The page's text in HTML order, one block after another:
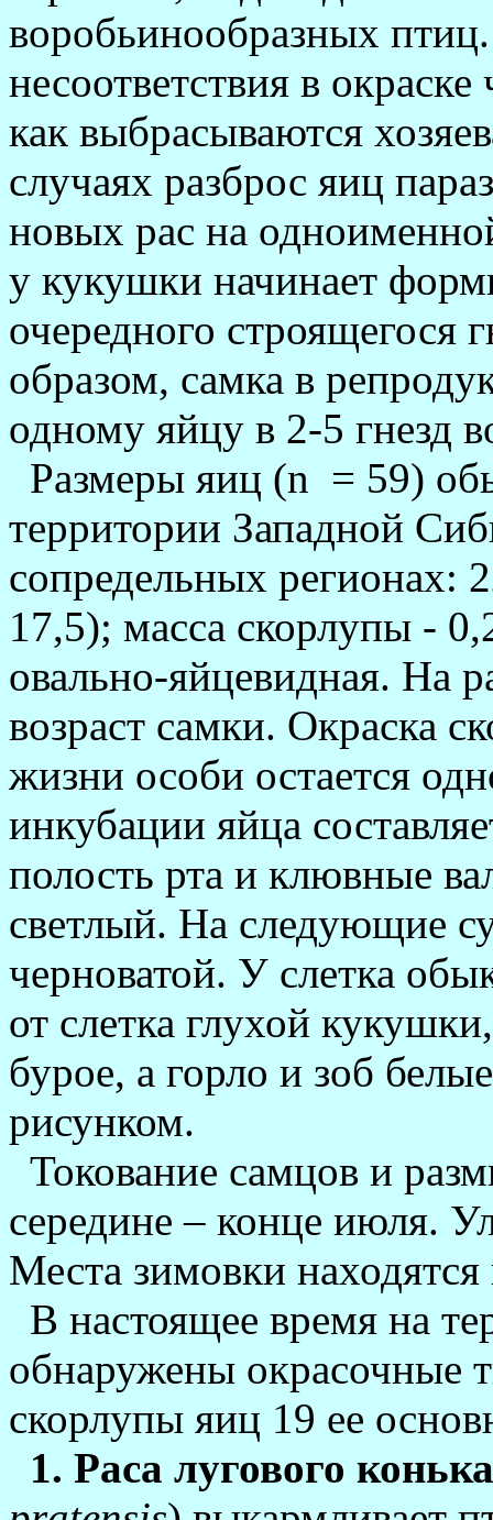
воробьинообразных
несоответствия в
как выбрасываются
случаях разброс яиц
новых рас на
у кукушки начинает
очередного строящегося
образом, сам­ка в
одному яйцу в 2-5 гнезд
Размеры яиц (n = 59)
территории Западной
сопредельных регионах:
17,5); масса скорлупы -
овально-яйцевидная. На
возраст самки. Окраска
жизни особи остается
инкубации яйца
полость рта и клювные
светлый. На следующие
черноватой. У слетка
от слетка глухой
бурое, а горло и зоб
рисунком.
Токование самцов и
середине – конце июля.
Места зимовки
В настоящее время на
обнаружены окрасочные
скорлупы яиц 19 ее
1. Раса лугового